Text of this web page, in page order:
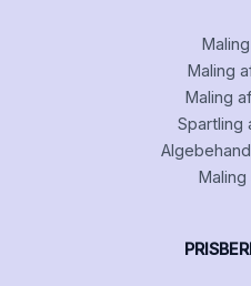
Maling
Maling